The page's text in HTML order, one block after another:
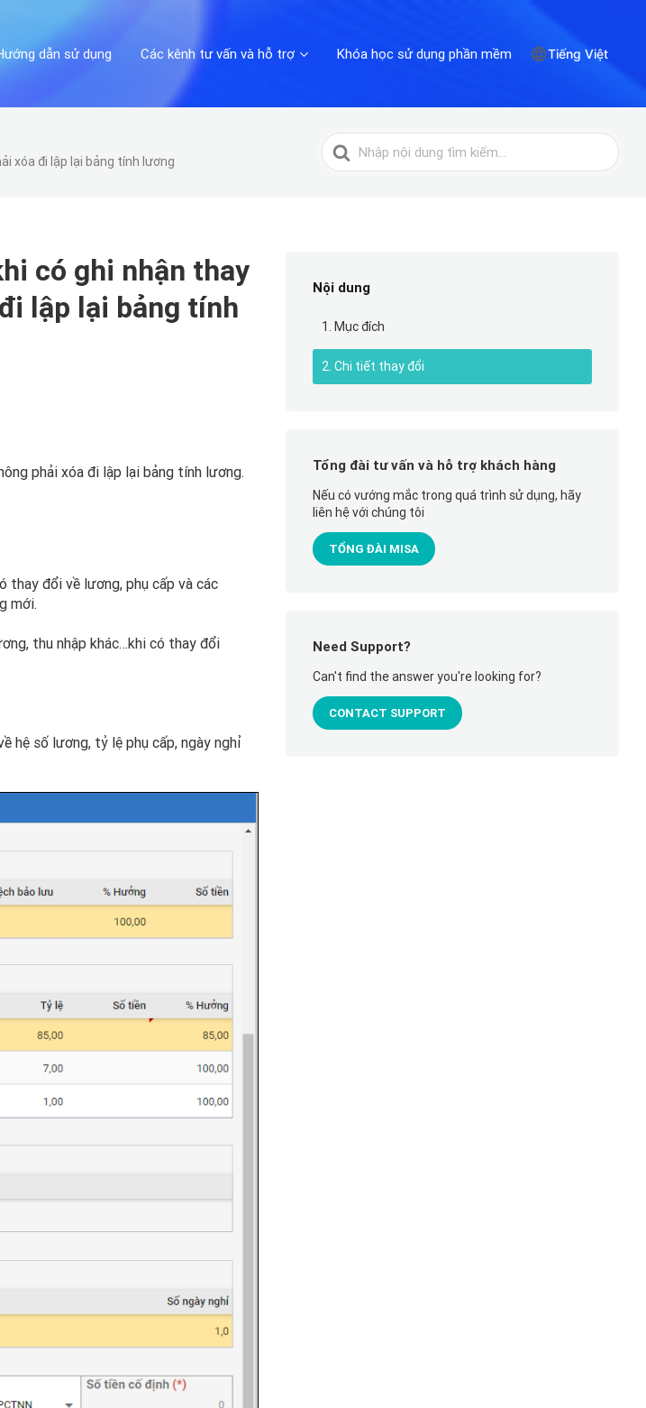
dẫn sử dụng Các kênh tư vấn và hỗ trợ Khóa học sử dụng phần mềm Tiếng Việt
xóa đi lập lại bảng tính lương
Tìm
kiếm
có ghi nhận thay
lập lại bảng tính
phải xóa đi lập lại bảng tính lương.
thay đổi về lương, phụ cấp và các
mới.
thu nhập khác…khi có thay đổi
hệ số lương, tỷ lệ phụ cấp, ngày nghỉ
Nội dung
1. Mục đích
2. Chi tiết thay đổi
Tổng đài tư vấn và hỗ trợ khách hàng
Nếu có vướng mắc trong quá trình sử dụng, hãy
liên hệ với chúng tôi
TỔNG ĐÀI MISA
Need Support?
Can't find the answer you're looking for?
CONTACT SUPPORT